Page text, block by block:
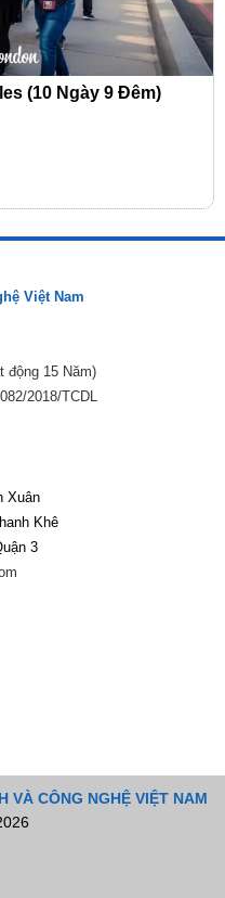
(10 Ngày 9 Đêm)
Việt Nam
động 15 Năm)
2018/TCDL
Xuân
Khê
3
VÀ CÔNG NGHỆ VIỆT NAM